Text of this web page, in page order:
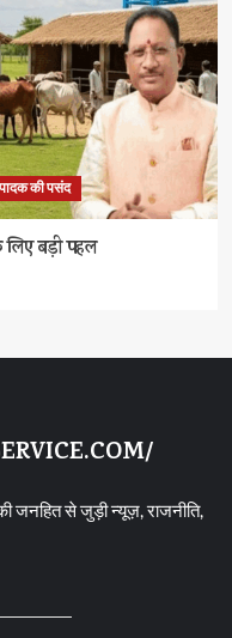
की पसंद
लिए बड़ी पहल
जनहित से जुड़ी न्यूज़, राजनीति,